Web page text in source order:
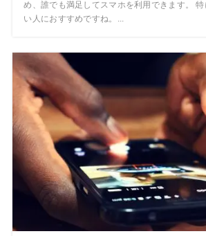
め、誰でも満足してスマホを利用できます。
い人におすすめですね。...